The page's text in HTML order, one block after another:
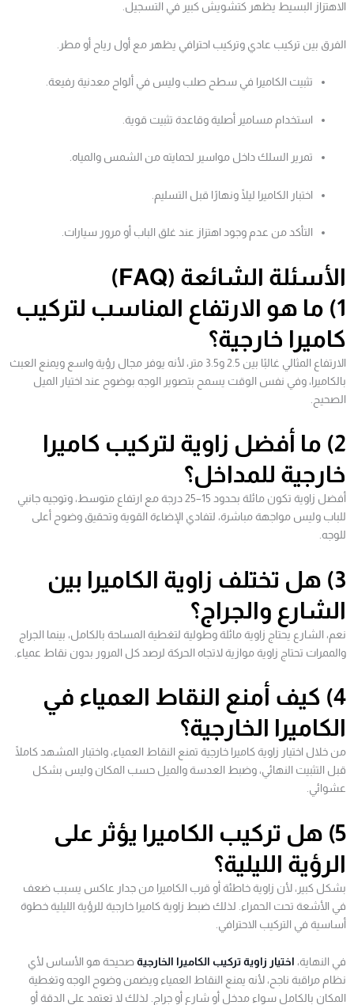
الاهتزاز البسيط يظهر كتشويش كبير في التسجيل.
الفرق بين تركيب عادي وتركيب احترافي يظهر مع أول رياح أو مطر.
تثبيت الكاميرا في سطح صلب وليس في ألواح معدنية رفيعة.
استخدام مسامير أصلية وقاعدة تثبيت قوية.
تمرير السلك داخل مواسير لحمايته من الشمس والمياه.
اختبار الكاميرا ليلًا ونهارًا قبل التسليم.
التأكد من عدم وجود اهتزاز عند غلق الباب أو مرور سيارات.
الأسئلة الشائعة (FAQ)
1) ما هو الارتفاع المناسب لتركيب
كاميرا خارجية؟
الارتفاع المثالي غالبًا بين 2.5 و3.5 متر، لأنه يوفر مجال رؤية واسع ويمنع العبث
بالكاميرا، وفي نفس الوقت يسمح بتصوير الوجه بوضوح عند اختيار الميل
الصحيح.
2) ما أفضل زاوية لتركيب كاميرا
خارجية للمداخل؟
أفضل زاوية تكون مائلة بحدود 15–25 درجة مع ارتفاع متوسط، وتوجيه جانبي
للباب وليس مواجهة مباشرة، لتفادي الإضاءة القوية وتحقيق وضوح أعلى
للوجه.
3) هل تختلف زاوية الكاميرا بين
الشارع والجراج؟
نعم، الشارع يحتاج زاوية مائلة وطولية لتغطية المساحة بالكامل، بينما الجراج
والممرات تحتاج زاوية موازية لاتجاه الحركة لرصد كل المرور بدون نقاط عمياء.
4) كيف أمنع النقاط العمياء في
الكاميرا الخارجية؟
من خلال اختيار زاوية كاميرا خارجية تمنع النقاط العمياء، واختبار المشهد كاملًا
قبل التثبيت النهائي، وضبط العدسة والميل حسب المكان وليس بشكل
عشوائي.
5) هل تركيب الكاميرا يؤثر على
الرؤية الليلية؟
بشكل كبير، لأن زاوية خاطئة أو قرب الكاميرا من جدار عاكس يسبب ضعف
في الأشعة تحت الحمراء. لذلك ضبط زاوية كاميرا خارجية للرؤية الليلية خطوة
أساسية في التركيب الاحترافي.
في النهاية، اختيار زاوية تركيب الكاميرا الخارجيةصحيحة هو الأساس لأي
نظام مراقبة ناجح، لأنه يمنع النقاط العمياء ويضمن وضوح الوجه وتغطية
المكان بالكامل سواء مدخل أو شارع أو جراج. لذلك لا تعتمد على الدقة أو